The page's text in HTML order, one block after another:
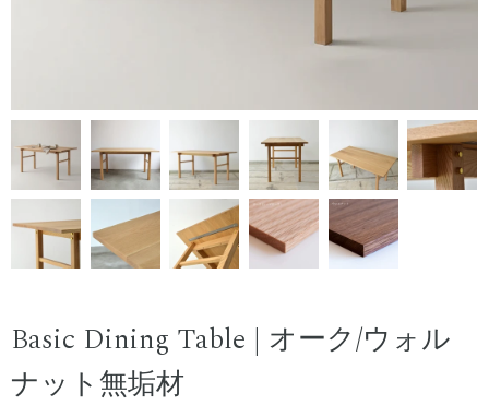
Basic Dining Table | オーク/ウォル
ナット無垢材